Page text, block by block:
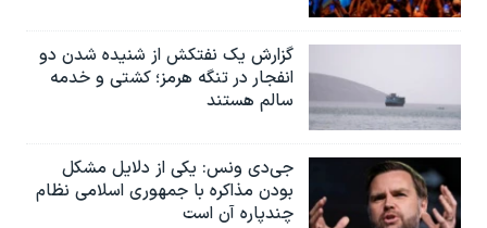
گزارش یک نفتکش از شنیده شدن دو
انفجار در تنگه هرمز؛ کشتی و خدمه
سالم هستند
جی‌دی ونس: یکی از دلایل مشکل
بودن مذاکره با جمهوری اسلامی نظام
چندپاره آن است